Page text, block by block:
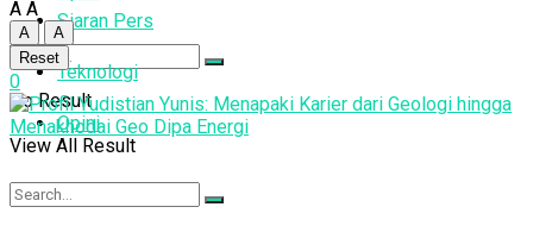
No Result
View All Result
Siaran Pers
Teknologi
Opini
A A
A
A
Reset
0